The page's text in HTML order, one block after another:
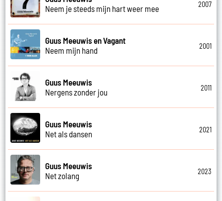
Neem je steeds mijn hart weer mee
2007
Guus Meeuwis en Vagant
Neem mijn hand
2001
Guus Meeuwis
Nergens zonder jou
2011
Guus Meeuwis
Net als dansen
2021
Guus Meeuwis
Net zolang
2023